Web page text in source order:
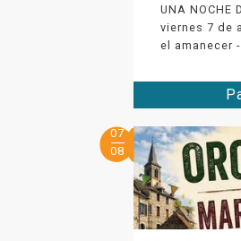
UNA NOCHE
viernes 7 de
el amanecer
07
08